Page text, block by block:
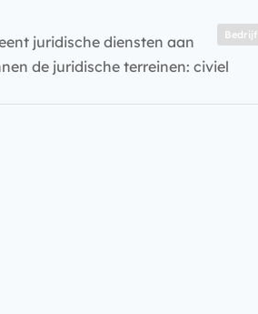
Bedrijf
juridische diensten aan
de juridische terreinen: civiel